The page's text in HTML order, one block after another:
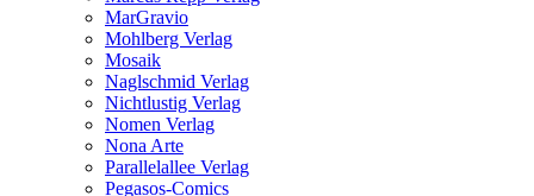
MarGravio
Mohlberg Verlag
Mosaik
Naglschmid Verlag
Nichtlustig Verlag
Nomen Verlag
Nona Arte
Parallelallee Verlag
Pegasos-Comics